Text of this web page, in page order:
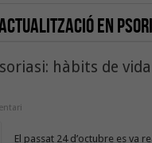
en
hàbits de
El passat 24 d’octubre es va